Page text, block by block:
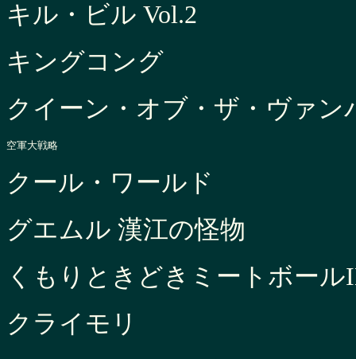
キル・ビル Vol.2
キングコング
クイーン・オブ・ザ・ヴァン
空軍大戦略
クール・ワールド
グエムル 漢江の怪物
くもりときどきミートボール
クライモリ